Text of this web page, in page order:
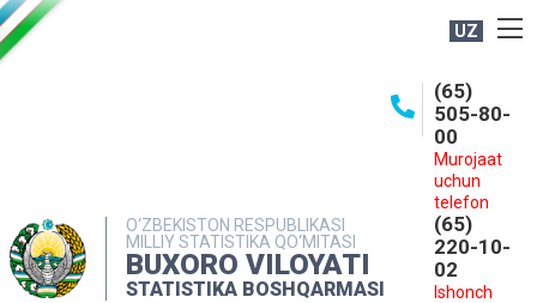
UZ
O‘ZBEKISTON RESPUBLIKASI
MILLIY STATISTIKA QO‘MITASI
BUXORO VILOYATI
STATISTIKA BOSHQARMASI
(65)
505-80-
00
Murojaat
uchun
telefon
(65)
220-10-
02
Ishonch
MATBUOT XIZMATI
MUROJAATLAR